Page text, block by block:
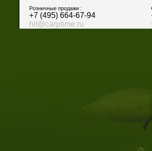
Розничные продажи :
+7 (495) 664-67-94
hit@carptime.ru